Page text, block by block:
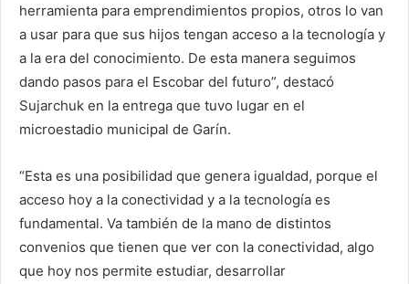
herramienta para emprendimientos propios, otros lo van
a usar para que sus hijos tengan acceso a la tecnología y
a la era del conocimiento. De esta manera seguimos
dando pasos para el Escobar del futuro”, destacó
Sujarchuk en la entrega que tuvo lugar en el
microestadio municipal de Garín.
“Esta es una posibilidad que genera igualdad, porque el
acceso hoy a la conectividad y a la tecnología es
fundamental. Va también de la mano de distintos
convenios que tienen que ver con la conectividad, algo
que hoy nos permite estudiar, desarrollar